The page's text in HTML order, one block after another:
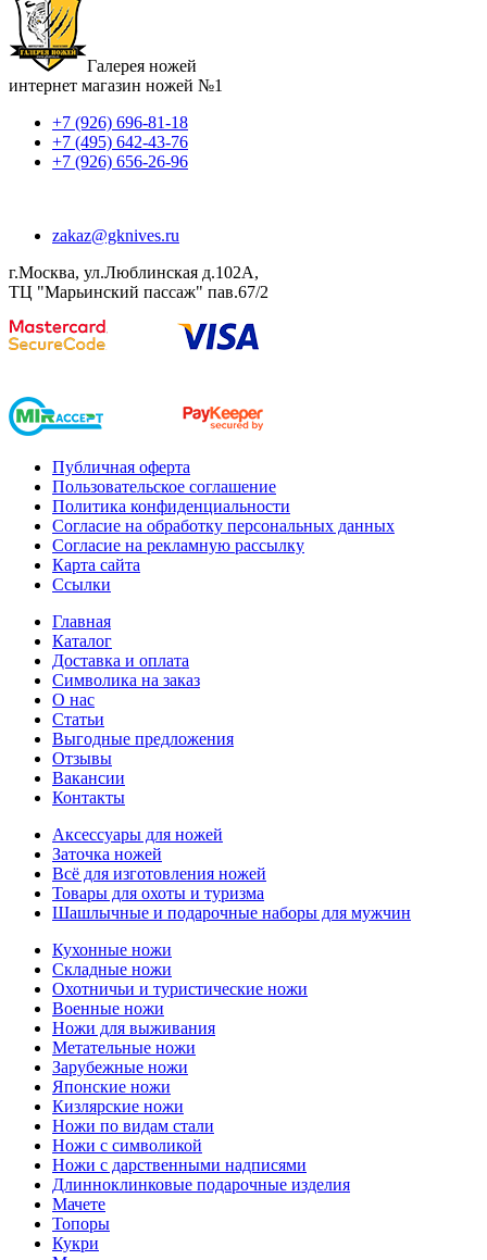
Галерея ножей
интернет магазин ножей №1
+7 (926) 696-81-18
+7 (495) 642-43-76
+7 (926) 656-26-96
zakaz@gknives.ru
г.Москва, ул.Люблинская д.102А,
ТЦ "Марьинский пассаж" пав.67/2
Публичная оферта
Пользовательское соглашение
Политика конфиденциальности
Согласие на обработку персональных данных
Согласие на рекламную рассылку
Карта сайта
Ссылки
Главная
Каталог
Доставка и оплата
Символика на заказ
О нас
Статьи
Выгодные предложения
Отзывы
Вакансии
Контакты
Аксессуары для ножей
Заточка ножей
Всё для изготовления ножей
Товары для охоты и туризма
Шашлычные и подарочные наборы для мужчин
Кухонные ножи
Складные ножи
Охотничьи и туристические ножи
Военные ножи
Ножи для выживания
Метательные ножи
Зарубежные ножи
Японские ножи
Кизлярские ножи
Ножи по видам стали
Ножи с символикой
Ножи с дарственными надписями
Длинноклинковые подарочные изделия
Мачете
Топоры
Кукри